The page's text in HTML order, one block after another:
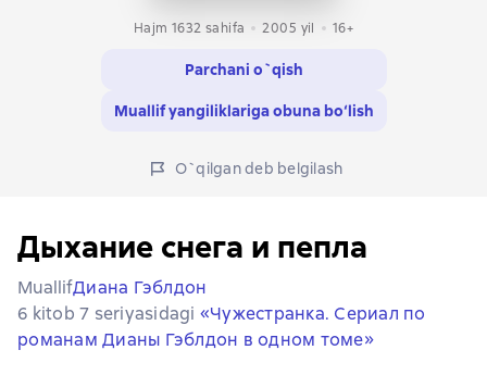
Hajm 1632 sahifa 2005 yil 16+
Parchani o`qish
Muallif yangiliklariga obuna bo‘lish
O`qilgan deb belgilash
Дыхание снега и пепла
MuallifДиана Гэблдон
6 kitob 7 seriyasidagi «Чужестранка. Сериал по
романам Дианы Гэблдон в одном томе»